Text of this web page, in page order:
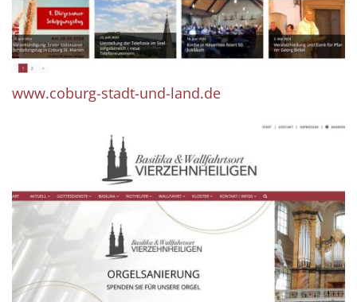
www.coburg-stadt-und-land.de